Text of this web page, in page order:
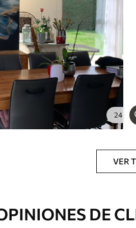
altura: aplicación sin juntas.
altura: aplicación con solapamiento.
/sq ft
Peel and
7.66
24
VER
DE